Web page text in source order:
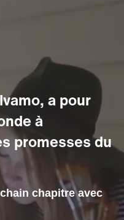
a pour
à
promesses du
chapitre avec